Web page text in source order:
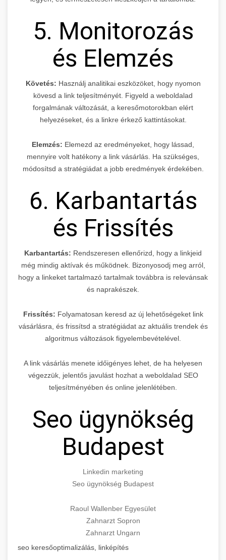
5. Monitorozás
és Elemzés
Követés: Használj analitikai eszközöket, hogy nyomon
kövesd a link teljesítményét. Figyeld a weboldalad
forgalmának változását, a keresőmotorokban elért
helyezéseket, és a linkre érkező kattintásokat.
Elemzés: Elemezd az eredményeket, hogy lássad,
mennyire volt hatékony a link vásárlás. Ha szükséges,
módosítsd a stratégiádat a jobb eredmények érdekében.
6. Karbantartás
és Frissítés
Karbantartás: Rendszeresen ellenőrizd, hogy a linkjeid
még mindig aktívak és működnek. Bizonyosodj meg arról,
hogy a linkeket tartalmazó tartalmak továbbra is relevánsak
és naprakészek.
Frissítés: Folyamatosan keresd az új lehetőségeket link
vásárlásra, és frissítsd a stratégiádat az aktuális trendek és
algoritmus változások figyelembevételével.
A link vásárlás menete időigényes lehet, de ha helyesen
végezzük, jelentős javulást hozhat a weboldalad SEO
teljesítményében és online jelenlétében.
Seo ügynökség
Budapest
Linkedin marketing
Seo ügynökség Budapest
Raoul Wallenber Egyesület
Zahnarzt Sopron
Zahnarzt Ungarn
seo keresőoptimalizálás, linképítés